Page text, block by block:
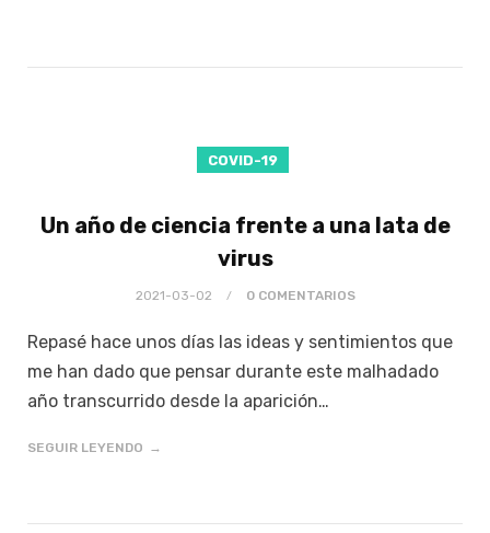
COVID-19
Un año de ciencia frente a una lata de
virus
2021-03-02 0 COMENTARIOS
Repasé hace unos días las ideas y sentimientos que
me han dado que pensar durante este malhadado
año transcurrido desde la aparición…
SEGUIR LEYENDO